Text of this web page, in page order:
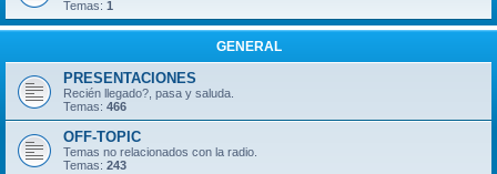
Temas: 1
GENERAL
PRESENTACIONES
Recién llegado?, pasa y saluda.
Temas: 466
OFF-TOPIC
Temas no relacionados con la radio.
Temas: 243